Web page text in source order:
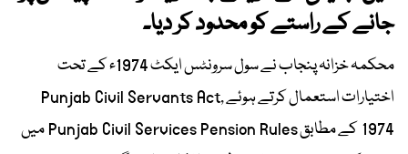
جانے کے راستے کو محدود کر دیا۔
محکمہ خزانہ پنجاب نے سول سرونٹس ایکٹ 1974ء کے تحت
اختیارات استعمال کرتے ہوئے Punjab Civil Servants Act,
1974 کے مطابق Punjab Civil Services Pension Rules میں